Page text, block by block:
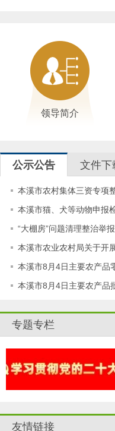
领导简介
公示公告 文件下
本溪市农村集体三资专项
本溪市猫、犬等动物申报
“大棚房”问题清理整治举
本溪市农业农村局关于开
本溪市8月4日主要农产品
本溪市8月4日主要农产品
专题专栏
友情链接